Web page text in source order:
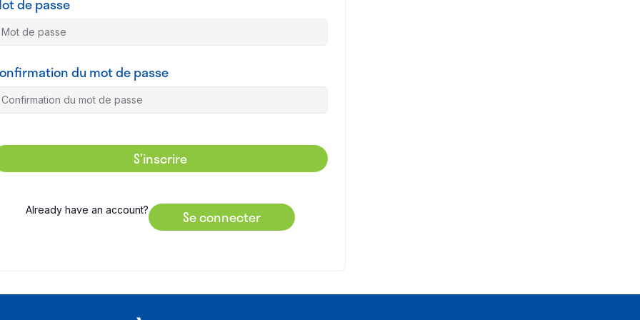
de passe
du mot de passe
S’inscrire
Already have an account? Se connecter